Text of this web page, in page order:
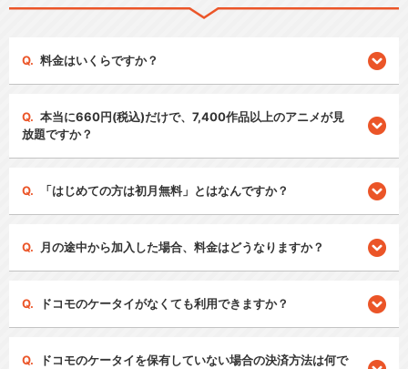
料金はいくらですか？
本当に660円(税込)だけで、7,400作品以上のアニメが見
放題ですか？
「はじめての方は初月無料」とはなんですか？
月の途中から加入した場合、料金はどうなりますか？
ドコモのケータイがなくても利用できますか？
ドコモのケータイを保有していない場合の決済方法は何で